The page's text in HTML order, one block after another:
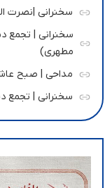
سخنرانی |نصرت
سخنرانی | تجمع
مطهری)
مداحی | صبح عاشورا
سخنرانی | تجمع